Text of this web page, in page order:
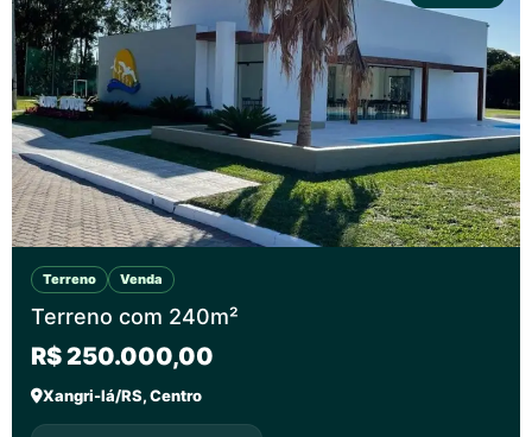
Terreno Venda
Terreno com 240m²
R$ 250.000,00
Xangri-lá/RS, Centro